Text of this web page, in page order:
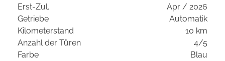
Erst-Zul.
Apr / 2026
Getriebe
Automatik
Kilometerstand
10 km
Anzahl der Türen
4/5
Farbe
Blau